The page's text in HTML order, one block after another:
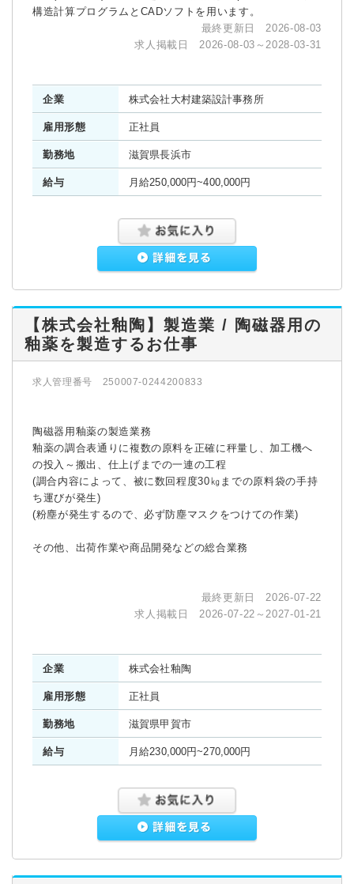
構造計算プログラムとCADソフトを用います。
最終更新日 2026-08-03
求人掲載日 2026-08-03～2028-03-31
企業 株式会社大村建築設計事務所
雇用形態 正社員
勤務地 滋賀県長浜市
給与 月給250,000円~400,000円
【株式会社釉陶】製造業 / 陶磁器用の
釉薬を製造するお仕事
求人管理番号 250007-0244200833
陶磁器用釉薬の製造業務
釉薬の調合表通りに複数の原料を正確に秤量し、加工機へ
の投入～搬出、仕上げまでの一連の工程
(調合内容によって、被に数回程度30㎏までの原料袋の手持
ち運びが発生)
(粉塵が発生するので、必ず防塵マスクをつけての作業)
その他、出荷作業や商品開発などの総合業務
最終更新日 2026-07-22
求人掲載日 2026-07-22～2027-01-21
企業 株式会社釉陶
雇用形態 正社員
勤務地 滋賀県甲賀市
給与 月給230,000円~270,000円